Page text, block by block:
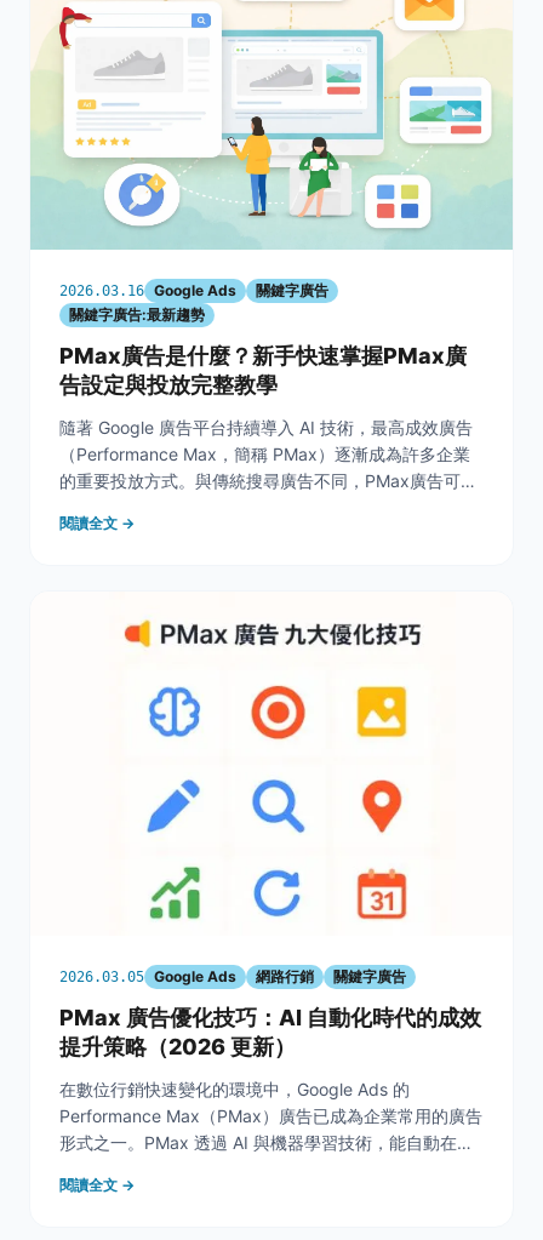
2026.03.16 Google Ads
關鍵字廣告
關鍵字廣告:最新趨勢
PMax廣告是什麼？新手快速掌握PMax廣
告設定與投放完整教學
隨著 Google 廣告平台持續導入 AI 技術，最高成效廣告
（Performance Max，簡稱 PMax）逐漸成為許多企業
的重要投放方式。與傳統搜尋廣告不同，PMax廣告可以
播網等多個版位，透過單一廣告活動觸及不同使用情境的
閱讀全文 →
2026.03.05 Google Ads 網路行銷 關鍵字廣告
PMax 廣告優化技巧：AI 自動化時代的成效
提升策略（2026 更新）
在數位行銷快速變化的環境中，Google Ads 的
Performance Max（PMax）廣告已成為企業常用的廣告
形式之一。PMax 透過 AI 與機器學習技術，能自動在
等平台投放廣告。 然而，許多企業在實際投放 PM
閱讀全文 →